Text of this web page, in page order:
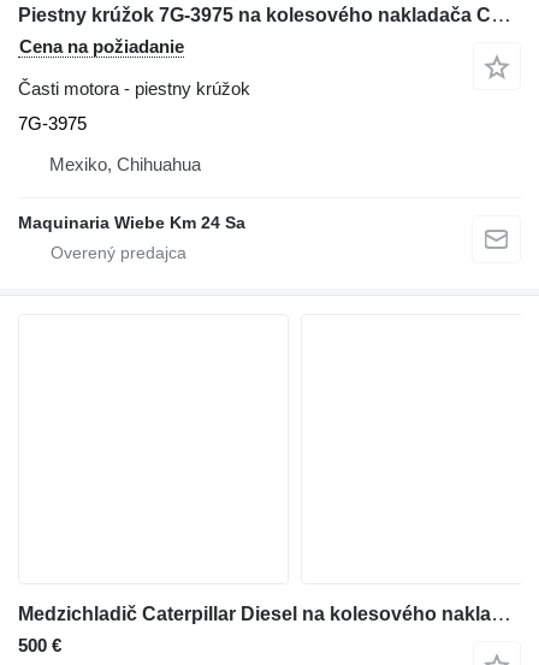
Piestny krúžok 7G-3975 na kolesového nakladača Caterpillar 972K D6D D7H 98G 966G 777D
Cena na požiadanie
Časti motora - piestny krúžok
7G-3975
Mexiko, Chihuahua
Maquinaria Wiebe Km 24 Sa
Medzichladič Caterpillar Diesel na kolesového nakladača Caterpillar 966 MXE
500 €